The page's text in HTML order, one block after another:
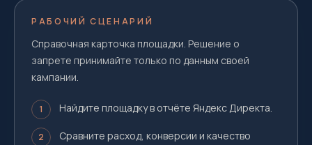
РАБОЧИЙ СЦЕНАРИЙ
Справочная карточка площадки. Решение о
запрете принимайте только по данным своей
кампании.
1 Найдите площадку в отчёте Яндекс Директа.
2
Сравните расход, конверсии и качество